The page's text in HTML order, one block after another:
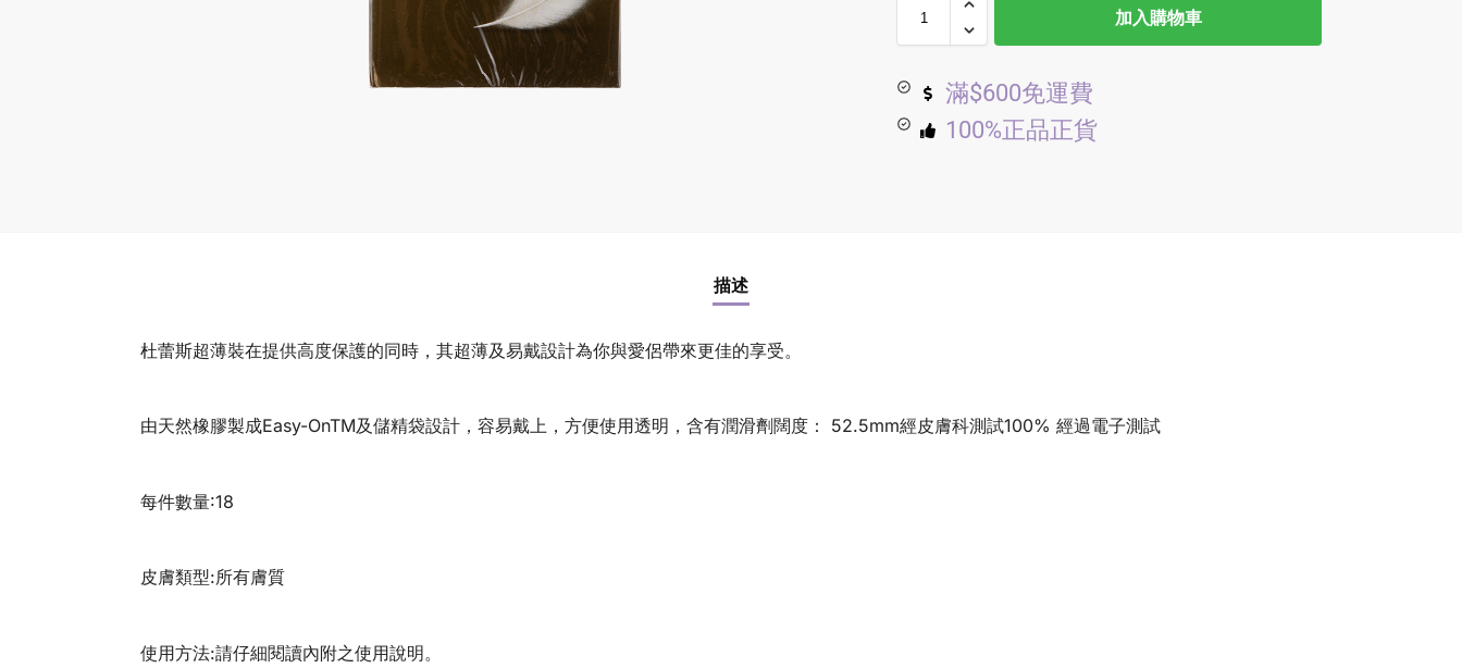
加入購物車
滿$600免運費
100%正品正貨
描述
杜蕾斯超薄裝在提供高度保護的同時，其超薄及易戴設計為你與愛侶帶來更佳的享受。
由天然橡膠製成Easy-OnTM及儲精袋設計，容易戴上，方便使用透明，含有潤滑劑闊度： 52.5mm經皮膚科測試100% 經過電子測試
每件數量:18
皮膚類型:所有膚質
使用方法:請仔細閱讀內附之使用說明。